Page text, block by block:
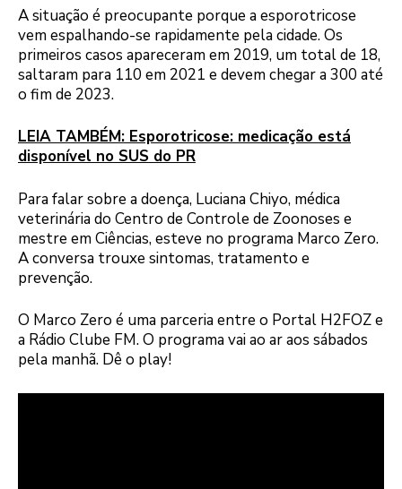
A situação é preocupante porque a esporotricose
vem espalhando-se rapidamente pela cidade. Os
primeiros casos apareceram em 2019, um total de 18,
saltaram para 110 em 2021 e devem chegar a 300 até
o fim de 2023.
LEIA TAMBÉM: Esporotricose: medicação está
disponível no SUS do PR
Para falar sobre a doença, Luciana Chiyo, médica
veterinária do Centro de Controle de Zoonoses e
mestre em Ciências, esteve no programa Marco Zero.
A conversa trouxe sintomas, tratamento e
prevenção.
O Marco Zero é uma parceria entre o Portal H2FOZ e
a Rádio Clube FM. O programa vai ao ar aos sábados
pela manhã. Dê o play!